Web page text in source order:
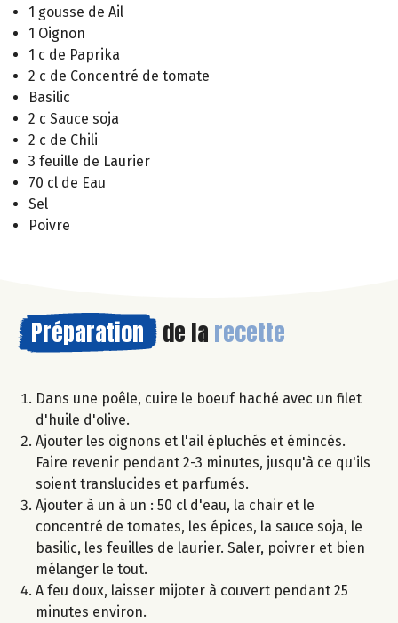
1 gousse de Ail
1 Oignon
1 c de Paprika
2 c de Concentré de tomate
Basilic
2 c Sauce soja
2 c de Chili
3 feuille de Laurier
70 cl de Eau
Sel
Poivre
Préparation de la recette
Dans une poêle, cuire le boeuf haché avec un filet
d'huile d'olive.
Ajouter les oignons et l'ail épluchés et émincés.
Faire revenir pendant 2-3 minutes, jusqu'à ce qu'ils
soient translucides et parfumés.
Ajouter à un à un : 50 cl d'eau, la chair et le
concentré de tomates, les épices, la sauce soja, le
basilic, les feuilles de laurier. Saler, poivrer et bien
mélanger le tout.
A feu doux, laisser mijoter à couvert pendant 25
minutes environ.